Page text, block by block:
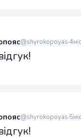
@shyrokopoyas 4міс
@shyrokopoyas 5міс